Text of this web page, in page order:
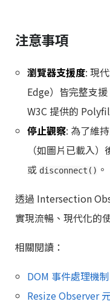
注意事項
瀏覽器支援度: 現
Edge）皆完整支
W3C 提供的
停止觀察: 為了維
（如圖片已載入
或 disconnect() 。
透過 Intersection
實現流暢、現代化的
相關閱讀：
DOM 事件處理機制
Resize Observer